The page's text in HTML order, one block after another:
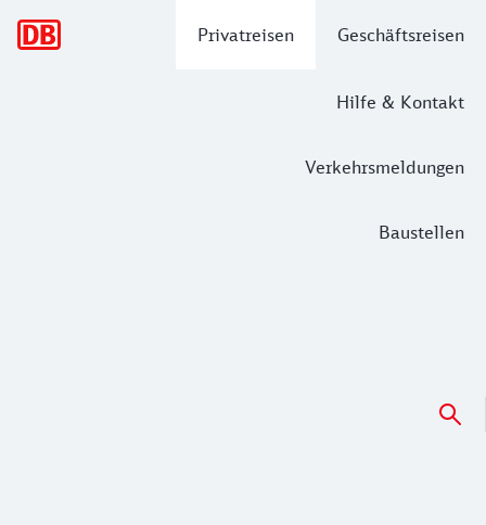
Privatreisen Geschäftsreisen
Hilfe & Kontakt
Verkehrsmeldungen
Baustellen